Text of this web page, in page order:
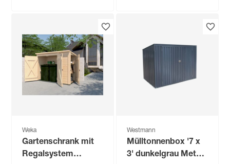
Weka
Gartenschrank mit
Regalsystem
Westmann
Mülltonnenbox '7 x
3' dunkelgrau Metall